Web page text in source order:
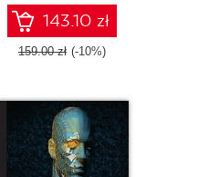
143.10 zł
159.00 zł (-10%)